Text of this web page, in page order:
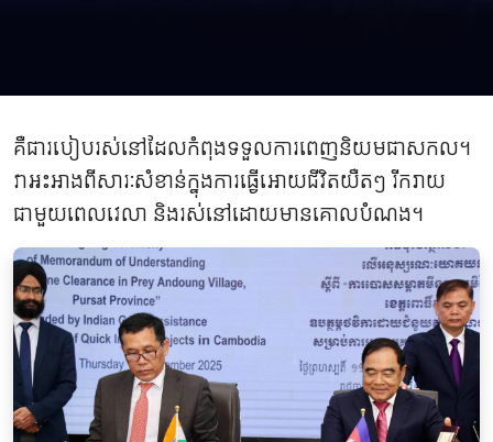
គឺជារបៀបរស់នៅដែលកំពុងទទួលការពេញនិយមជាសកល។
វាអះអាងពីសារៈសំខាន់ក្នុងការធ្វើអោយជីវិតយឺតៗ រីករាយ
ជាមួយពេលវេលា និងរស់នៅដោយមានគោលបំណង។